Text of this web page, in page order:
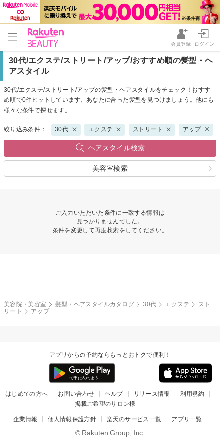
会員登録 ログイン
30代/エクステ/ストリート/アップ/おすすめ順の髪型・ヘ
アスタイル
30代/エクステ/ストリート/アップの髪型・ヘアスタイルをチェック！おすす
め順で0件ヒットしています。あなたに合った髪型を見つけましょう。他にも
様々な条件で探せます。
絞り込み条件： 30代 エクステ ストリート アップ
ヘアスタイル検索
美容室検索
ご入力いただいた条件に一致する情報は
見つかりませんでした。
条件を変更して再度検索をしてください。
美容院・美容室 髪型・ヘアスタイルカタログ 30代 エクステ
スト
リート
アップ
アプリからの予約ならもっとおトクで便利！
はじめての方へ お問い合わせ ヘルプ リリース情報
利用規約
掲載ご希望のサロン様
企業情報 個人情報保護方針 楽天のサービス一覧 アプリ一覧
© Rakuten Group, Inc.